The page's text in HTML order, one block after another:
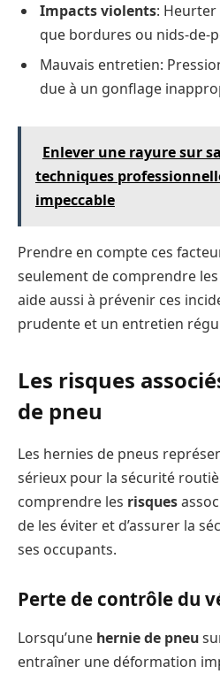
Impacts violents: Heurter
que bordures ou nids-de-
Mauvais entretien:
due à un gonflage
Enlever une rayure sur
techniques
impeccable
Prendre en compte ces
seulement de comprendre
aide aussi à prévenir ces
prudente et un entretien
Les risques
de pneu
Les hernies de pneus
sérieux pour la sécurité
comprendre les risques
de les éviter et d’assurer la
ses occupants.
Perte de contrôle du
Lorsqu’une hernie de pneu
entraîner une déformation